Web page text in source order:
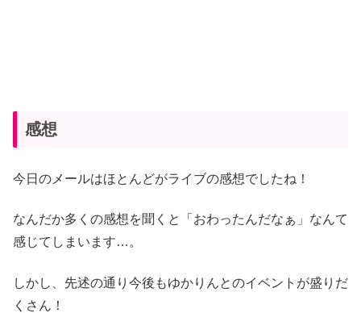
感想
今日のメールはほとんどがライブの感想でしたね！
なんだか多くの感想を聞くと「おわったんだなぁ」なんて
感じてしまいます…。
しかし、先述の通り今後もゆかりんとのイベントが盛りだ
くさん！